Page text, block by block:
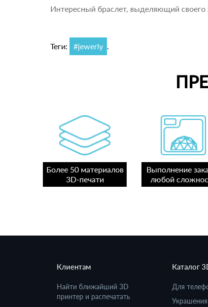
Интересный браслет, выделяющий своего
Теги: #jewerly .
Более 50 материалов
3D-печати
Выполнение
любой
Клиентам
Найти ближайший 3D
принтер и распечатать
Каталог
Для